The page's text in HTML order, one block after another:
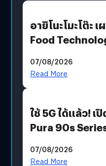
อายิโนะโมะโต๊ะ
Food
บริโภคและ B2B
07/08/2026
Read More
ใช้ 5G ได้แล้ว! เ
Pura 90s
07/08/2026
Read More